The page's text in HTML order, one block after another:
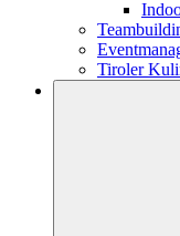
Tiroler